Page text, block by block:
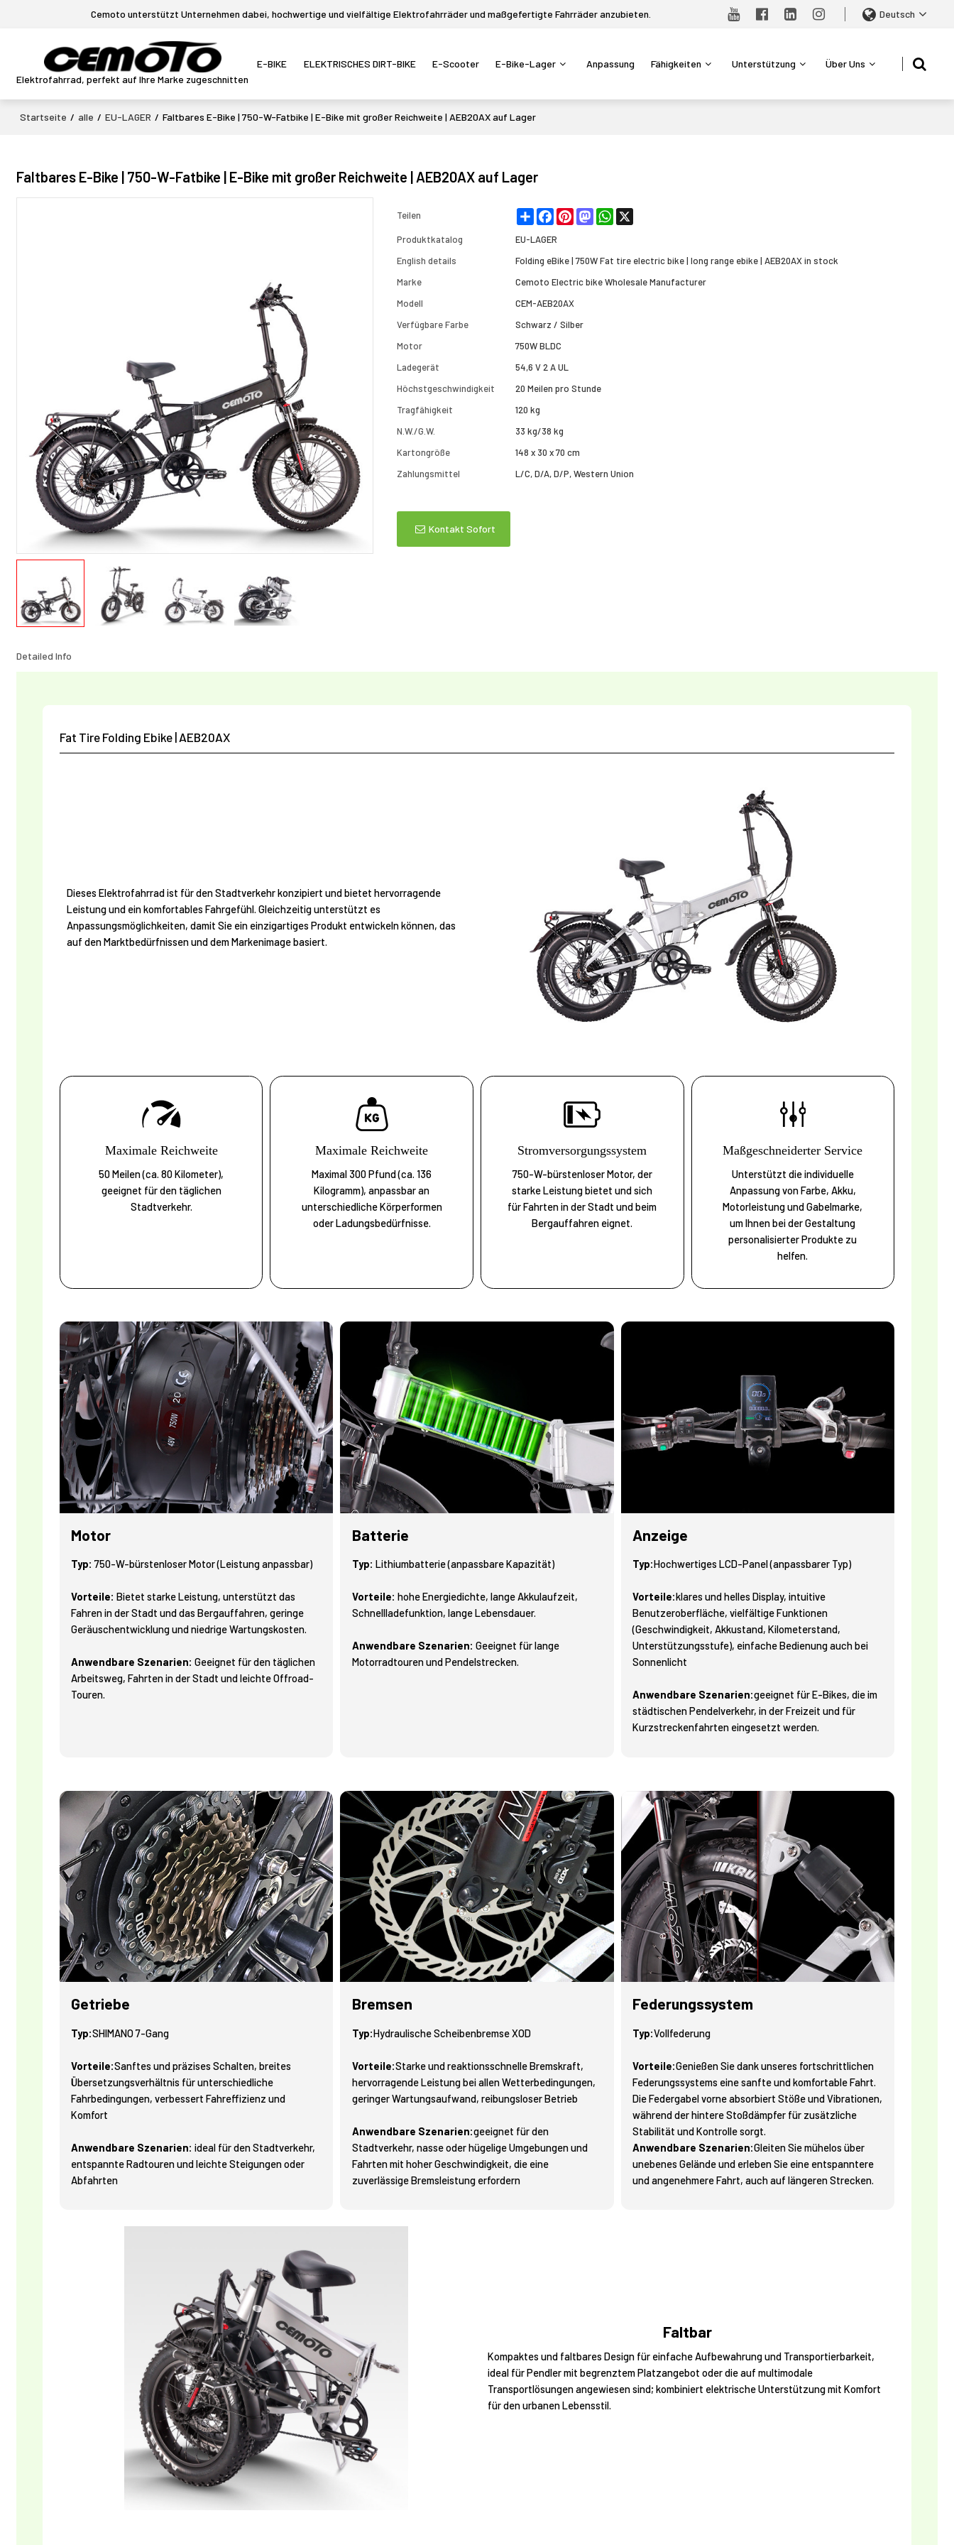
Cemoto unterstützt Unternehmen dabei, hochwertige und vielfältige Elektrofahrräder und maßgefertigte Fahrräder anzubieten. Deutsch
Elektrofahrrad, perfekt auf Ihre Marke zugeschnitten
E-BIKE ELEKTRISCHES DIRT-BIKE E-Scooter E-Bike-Lager Anpassung Fähigkeiten Unterstützung Über Uns
Startseite / alle / EU-LAGER / Faltbares E-Bike | 750-W-Fatbike | E-Bike mit großer Reichweite | AEB20AX auf Lager
Faltbares E-Bike | 750-W-Fatbike | E-Bike mit großer Reichweite | AEB20AX auf Lager
Teilen ShareFacebookPinterestMastodonWhatsApp
Produktkatalog
EU-LAGER
English details
Folding eBike | 750W Fat tire electric bike | long range ebike | AEB20AX in stock
Marke
Cemoto Electric bike Wholesale Manufacturer
Modell
CEM-AEB20AX
Verfügbare Farbe
Schwarz / Silber
Motor
750W BLDC
Ladegerät
54,6 V 2 A UL
Höchstgeschwindigkeit
20 Meilen pro Stunde
Tragfähigkeit
120 kg
N.W./G.W.
33 kg/38 kg
Kartongröße
148 x 30 x 70 cm
Zahlungsmittel
L/C, D/A, D/P, Western Union
Kontakt Sofort
Detailed Info
Fat Tire Folding Ebike | AEB20AX
Dieses Elektrofahrrad ist für den Stadtverkehr konzipiert und bietet hervorragende
Leistung und ein komfortables Fahrgefühl. Gleichzeitig unterstützt es
Anpassungsmöglichkeiten, damit Sie ein einzigartiges Produkt entwickeln können, das
auf den Marktbedürfnissen und dem Markenimage basiert.
Maximale Reichweite
50 Meilen (ca. 80 Kilometer),
geeignet für den täglichen
Stadtverkehr.
Maximale Reichweite
Maximal 300 Pfund (ca. 136
Kilogramm), anpassbar an
unterschiedliche Körperformen
oder Ladungsbedürfnisse.
Stromversorgungssystem
750-W-bürstenloser Motor, der
starke Leistung bietet und sich
für Fahrten in der Stadt und beim
Bergauffahren eignet.
Maßgeschneiderter Service
Unterstützt die individuelle
Anpassung von Farbe, Akku,
Motorleistung und Gabelmarke,
um Ihnen bei der Gestaltung
personalisierter Produkte zu
helfen.
Motor
Typ:750-W-bürstenloser Motor (Leistung anpassbar)
Vorteile: Bietet starke Leistung, unterstützt das
Fahren in der Stadt und das Bergauffahren, geringe
Geräuschentwicklung und niedrige Wartungskosten.
Anwendbare Szenarien:Geeignet für den täglichen
Arbeitsweg, Fahrten in der Stadt und leichte Offroad-
Touren.
Batterie
Typ: Lithiumbatterie (anpassbare Kapazität)
Vorteile: hohe Energiedichte, lange Akkulaufzeit,
Schnellladefunktion, lange Lebensdauer.
Anwendbare Szenarien: Geeignet für lange
Motorradtouren und Pendelstrecken.
Anzeige
Typ:Hochwertiges LCD-Panel (anpassbarer Typ)
Vorteile:klares und helles Display, intuitive
Benutzeroberfläche, vielfältige Funktionen
(Geschwindigkeit, Akkustand, Kilometerstand,
Unterstützungsstufe), einfache Bedienung auch bei
Sonnenlicht
Anwendbare Szenarien:geeignet für E-Bikes, die im
städtischen Pendelverkehr, in der Freizeit und für
Kurzstreckenfahrten eingesetzt werden.
Getriebe
Typ:SHIMANO 7-Gang
Vorteile:Sanftes und präzises Schalten, breites
Übersetzungsverhältnis für unterschiedliche
Fahrbedingungen, verbessert Fahreffizienz und
Komfort
Anwendbare Szenarien:ideal für den Stadtverkehr,
entspannte Radtouren und leichte Steigungen oder
Abfahrten
Bremsen
Typ:Hydraulische Scheibenbremse XOD
Vorteile:Starke und reaktionsschnelle Bremskraft,
hervorragende Leistung bei allen Wetterbedingungen,
geringer Wartungsaufwand, reibungsloser Betrieb
Anwendbare Szenarien:geeignet für den
Stadtverkehr, nasse oder hügelige Umgebungen und
Fahrten mit hoher Geschwindigkeit, die eine
zuverlässige Bremsleistung erfordern
Federungssystem
Typ:Vollfederung
Vorteile:Genießen Sie dank unseres fortschrittlichen
Federungssystems eine sanfte und komfortable Fahrt.
Die Federgabel vorne absorbiert Stöße und Vibrationen,
während der hintere Stoßdämpfer für zusätzliche
Stabilität und Kontrolle sorgt.
Anwendbare Szenarien:Gleiten Sie mühelos über
unebenes Gelände und erleben Sie eine entspanntere
und angenehmere Fahrt, auch auf längeren Strecken.
Faltbar
Kompaktes und faltbares Design für einfache Aufbewahrung und Transportierbarkeit,
ideal für Pendler mit begrenztem Platzangebot oder die auf multimodale
Transportlösungen angewiesen sind; kombiniert elektrische Unterstützung mit Komfort
für den urbanen Lebensstil.